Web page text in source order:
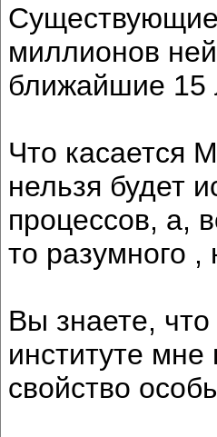
миллионов
ближайшие 15
Что касается
нельзя будет
процессов, а,
то разумного
Вы знаете,
институте
свойство